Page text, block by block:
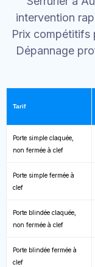
intervention
Prix compétitifs
Dépannage
Tarif
Porte simple claquée,
non fermée à clef
Porte simple fermée à
clef
Porte blindée claquée,
non fermée à clef
Porte blindée fermée à
clef